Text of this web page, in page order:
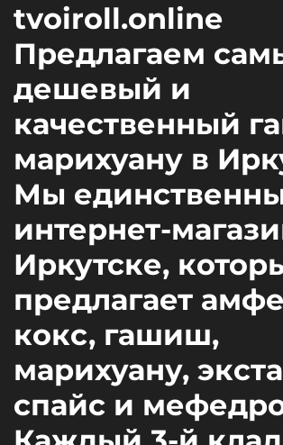
tvoiroll.online
Предлагаем
дешевый и
качественный
марихуану в
Мы
интернет-
Иркутске,
предлагает
кокс, гашиш,
марихуану,
спайс и